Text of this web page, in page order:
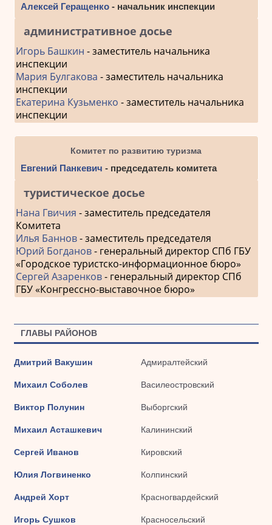
Алексей Геращенко- начальник инспекции
административное досье
Игорь Башкин - заместитель начальника
инспекции
Мария Булгакова - заместитель начальника
инспекции
Екатерина Кузьменко - заместитель начальника
инспекции
Комитет по развитию туризма
Евгений Панкевич - председатель комитета
туристическое досье
Нана Гвичия - заместитель председателя
Комитета
Илья Баннов- заместитель председателя
Юрий Богданов- генеральный директор СПб ГБУ
«Городское туристско-информационное бюро»
Сергей Азаренков- генеральный директор СПб
ГБУ «Конгрессно-выставочное бюро»
ГЛАВЫ РАЙОНОВ
Дмитрий Вакушин Адмиралтейский
Михаил Соболев Василеостровский
Виктор Полунин Выборгский
Михаил Асташкевич Калининский
Сергей Иванов Кировский
Юлия Логвиненко Колпинский
Андрей Хорт Красногвардейский
Игорь Сушков Красносельский